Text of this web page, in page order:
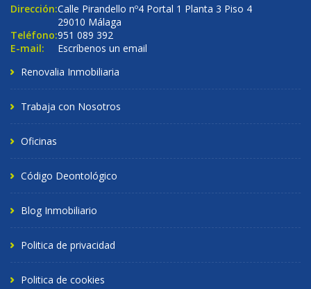
Dirección:Calle Pirandello nº4 Portal 1 Planta 3 Piso 4
29010 Málaga
Teléfono:951 089 392
E-mail:
Escríbenos un email
Renovalia Inmobiliaria
Trabaja con Nosotros
Oficinas
Código Deontológico
Blog Inmobiliario
Politica de privacidad
Politica de cookies